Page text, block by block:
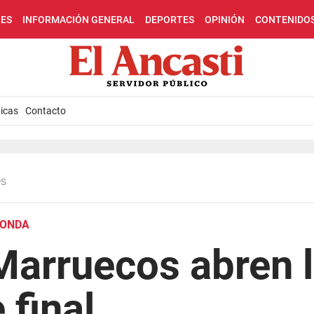
INFORMACIÓN GENERAL DEPORTES OPINIÓN
Contacto
abren